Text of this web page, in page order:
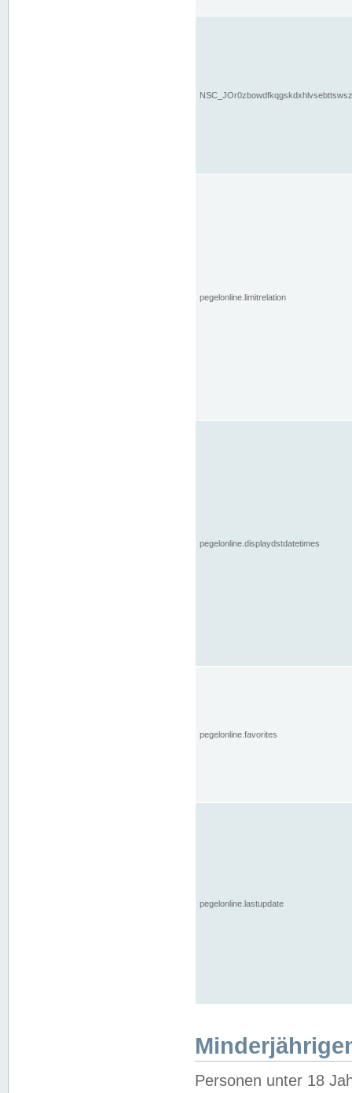
pegelonline.limitrelation
pegelonline.displaydstdatetimes
pegelonline.favorites
pegelonline.lastupdate
Personen unter 18